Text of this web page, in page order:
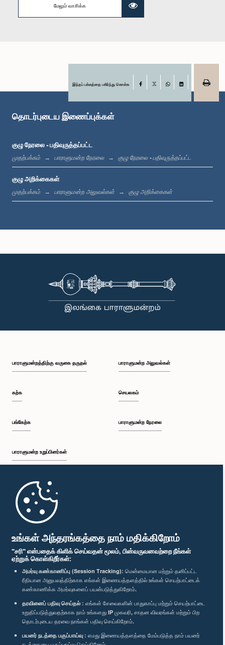
உங்கள் அந்தரங்கத்தை நாம் மதிக்கிறோம்
"சரி" என்பதைக் கிளிக் செய்வதன் மூலம், பின்வருவனவற்றை நீங்கள்
ஏற்றுக் கொள்கிறீர்கள்:
அமர்வு கண்காணிப்பு (Session Tracking): மென்மையான மற்றும் தனிப்பட்ட
ரீதியான அனுபவத்திற்காக எங்கள் இணையத்தளத்தில் உங்கள் செயற்பாட்டைக்
கண்காணிக்க அமர்வுகளைப் பயன்படுத்துகிறோம்.
தரவினைப் பதிவு செய்தல் : எங்கள் சேவைகளின் பாதுகாப்பு மற்றும் செயற்பாட்டை
உறுதிப்படுத்துவதற்காக நாம் உங்களது IP முகவரி, சாதன விவரங்கள் மற்றும் பிற
தொடர்புடைய தரவை நாங்கள் பதிவு செய்கிறோம்.
பயனர் நடத்தை பகுப்பாய்வு : எமது இணையத்தளத்தை மேம்படுத்த நாம் பயனர்
உறுப்பினர்
மேலும் வாசிக்க
இந்தப் பக்கத்தை பகிர்ந்து கொள்க Facebook
LinkedIn
தொடர்புடைய இணைப்புக்கள்
குழு நேரலை - பதிவுருத்தப்பட்ட
முதற்பக்கம் பாராளுமன்ற நேரலை குழு நேரலை - பதிவுருத்தப்பட்ட
குழு அறிக்கைகள்
முதற்பக்கம் பாராளுமன்ற அலுவல்கள் குழு அறிக்கைகள்
பாராளுமன்றத்திற்கு வருகை தருதல்
கற்க
பங்கேற்க
பாராளுமன்ற உறுப்பினர்கள்
முதற்பக்கம்
பாராளுமன்ற அலுவல்கள்
செயலகம்
பாராளுமன்ற நேரலை
பாராளுமன்ற கையடக்க செயலி
எம்மை பின்தொடர்க :
விருதுகள்
தனியுரிமைக் கொள்கை